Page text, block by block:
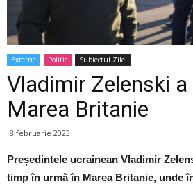
Externe Politic Subiectul Zilei
Vladimir Zelenski a
Marea Britanie
8 februarie 2023
Președintele ucrainean Vladimir
timp în urmă în Marea Britanie, unde